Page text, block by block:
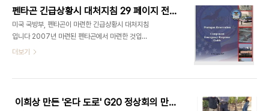
하는 그들의 후안무치한 행태를 잘 보여줬습니다 이
프로그램에 전두환 사저옆 경호CP등이 언급되고 취
재진이 경찰에 쫓겨나는 어이없는 장면도 보여집니
다 약 4-5년전 MBC피디수첩이 국가에서 전두환사
저 경호를 위해 연희동에 주택 3채를 사들였다는 것
택 3채를 뒤져봤더니 주소, 소유주등은 아래와 같았
상에 나오는 자료입니다 1. 서대문구 ..
펜타곤 긴급상황시 대처지침 29 페이지 전문
미국 국방부, 펜타곤이 마련한 긴급상황시 대처지침
입니다 2007년 마련된 펜타곤에서 마련한 것입니
다 PENTAGON EMERGENCY RESPONSE
더보기
이희상 만든 '온다 도로' G20 정상회의 만찬주 선정 - 축하합니다